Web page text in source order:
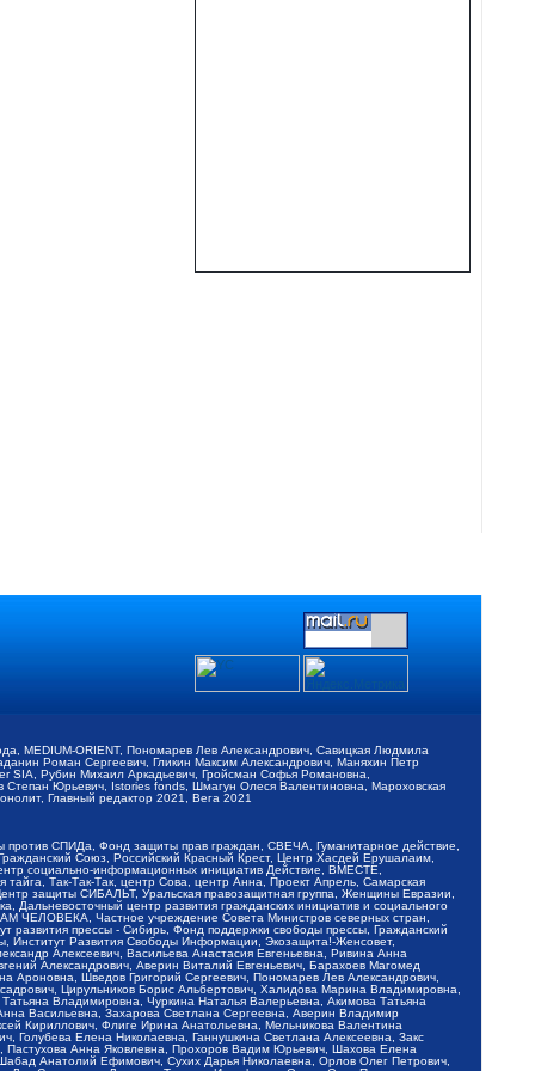
MEDIUM-ORIENT, Пономарев Лев Александрович, Савицкая Людмила
Роман Сергеевич, Гликин Максим Александрович, Маняхин Петр
Рубин Михаил Аркадьевич, Гройсман Софья Романовна,
Юрьевич, Istories fonds, Шмагун Олеся Валентиновна, Мароховская
Главный редактор 2021, Вега 2021
СПИДа, Фонд защиты прав граждан, СВЕЧА, Гуманитарное действие,
Союз, Российский Красный Крест, Центр Хасдей Ерушалаим,
социально-информационных инициатив Действие, ВМЕСТЕ,
Так-Так-Так, центр Сова, центр Анна, Проект Апрель, Самарская
защиты СИБАЛЬТ, Уральская правозащитная группа, Женщины Евразии,
Дальневосточный центр развития гражданских инициатив и социального
ЧЕЛОВЕКА, Частное учреждение Совета Министров северных стран,
прессы - Сибирь, Фонд поддержки свободы прессы, Гражданский
Институт Развития Свободы Информации, Экозащита!-Женсовет,
Алексеевич, Васильева Анастасия Евгеньевна, Ривина Анна
Александрович, Аверин Виталий Евгеньевич, Барахоев Магомед
Шведов Григорий Сергеевич, Пономарев Лев Александрович,
Цирульников Борис Альбертович, Халидова Марина Владимировна,
Владимировна, Чуркина Наталья Валерьевна, Акимова Татьяна
Васильевна, Захарова Светлана Сергеевна, Аверин Владимир
Кириллович, Флиге Ирина Анатольевна, Мельникова Валентина
Елена Николаевна, Ганнушкина Светлана Алексеевна, Закс
Анна Яковлевна, Прохоров Вадим Юрьевич, Шахова Елена
Анатолий Ефимович, Сухих Дарья Николаевна, Орлов Олег Петрович,